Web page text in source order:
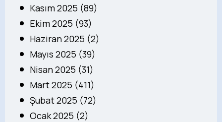
Kasım 2025 (89)
Ekim 2025 (93)
Haziran 2025 (2)
Mayıs 2025 (39)
Nisan 2025 (31)
Mart 2025 (411)
Şubat 2025 (72)
Ocak 2025 (2)